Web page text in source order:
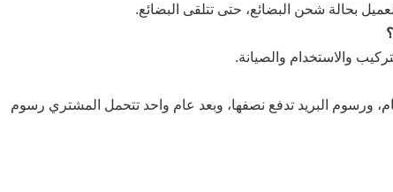
والاستخدام والصيانة.
ورسوم البريد تدفع نصفها، وبعد عام واحد تتحمل المشتري رسوم